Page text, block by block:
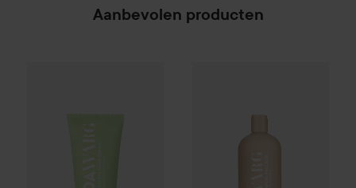
Aanbevolen producten